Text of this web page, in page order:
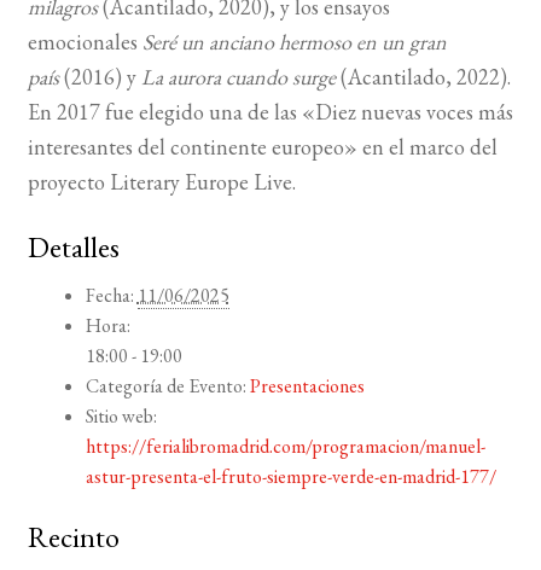
milagros(Acantilado, 2020), y los ensayos
emocionales Seré un anciano hermoso en un gran
país(2016) y La aurora cuando surge(Acantilado, 2022).
En 2017 fue elegido una de las «Diez nuevas voces más
interesantes del continente europeo» en el marco del
proyecto Literary Europe Live.
Detalles
Fecha:11/06/2025
Hora:
18:00 - 19:00
Categoría de Evento:Presentaciones
Sitio web:
https://ferialibromadrid.com/programacion/manuel-
astur-presenta-el-fruto-siempre-verde-en-madrid-177/
Recinto